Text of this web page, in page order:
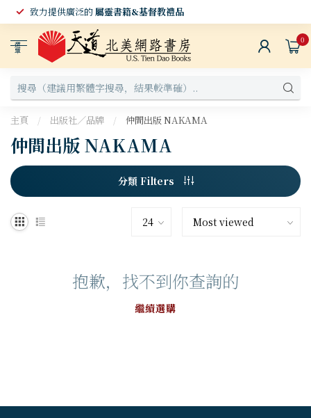
致力提供廣泛的屬靈書籍&基督教禮品
選
單
0
主頁 / 出版社／品牌 / 仲間出版 NAKAMA
仲間出版 NAKAMA
分類 Filters
抱歉，找不到你查詢的
繼續選購